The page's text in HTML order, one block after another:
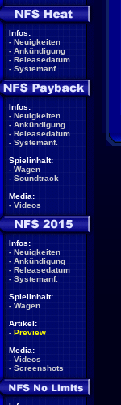
Infos:
- Neuigkeiten
- Ankündigung
- Releasedatum
- Systemanf.
Infos:
- Neuigkeiten
- Ankündigung
- Releasedatum
- Systemanf.
Spielinhalt:
- Wagen
- Soundtrack
Media:
- Videos
Infos:
- Neuigkeiten
- Ankündigung
- Releasedatum
- Systemanf.
Spielinhalt:
- Wagen
Artikel:
- Preview
Media:
- Videos
- Screenshots